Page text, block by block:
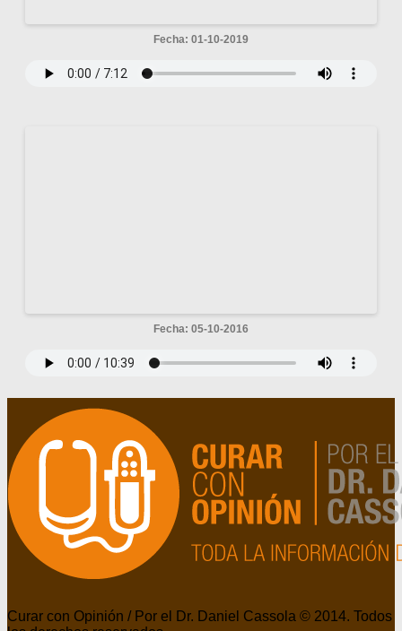
Fecha: 01-10-2019
Fecha: 05-10-2016
Curar con Opinión / Por el Dr. Daniel Cassola © 2014. Todos